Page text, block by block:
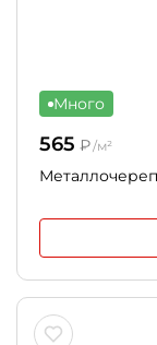
Много
565 ₽/м²